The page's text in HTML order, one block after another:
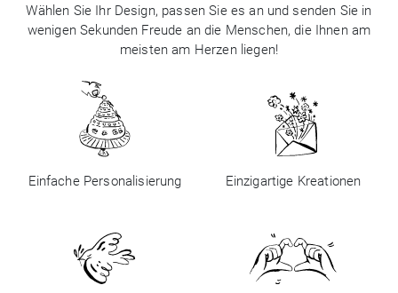
Wählen Sie Ihr Design, passen Sie es an und senden Sie in
wenigen Sekunden Freude an die Menschen, die Ihnen am
meisten am Herzen liegen!
Einfache Personalisierung Einzigartige Kreationen